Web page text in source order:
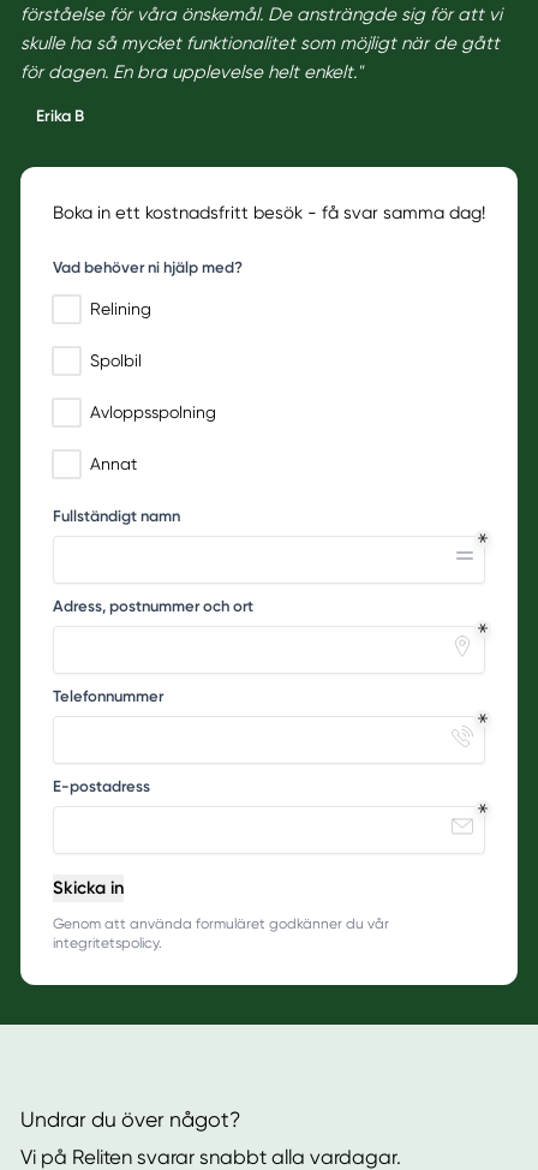
förståelse för våra önskemål. De ansträngde sig för att vi
skulle ha så mycket funktionalitet som möjligt när de gått
för dagen. En bra upplevelse helt enkelt."
Erika B
Boka in ett kostnadsfritt besök - få svar samma dag!
Vad behöver ni hjälp med?
Relining
Spolbil
Avloppsspolning
Annat
Fullständigt namn
Adress, postnummer och ort
Telefonnummer
E-postadress
Skicka in
Genom att använda formuläret godkänner du vår
integritetspolicy.
Undrar du över något?
Vi på Reliten svarar snabbt alla vardagar.